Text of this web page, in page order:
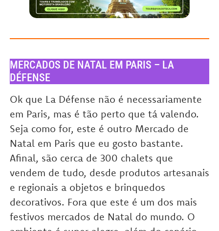
MERCADOS DE NATAL EM PARIS – LA
DÉFENSE
Ok que La Défense não é necessariamente
em Paris, mas é tão perto que tá valendo.
Seja como for, este é outro Mercado de
Natal em Paris que eu gosto bastante.
Afinal, são cerca de 300 chalets que
vendem de tudo, desde produtos artesanais
e regionais a objetos e brinquedos
decorativos. Fora que este é um dos mais
festivos mercados de Natal do mundo. O